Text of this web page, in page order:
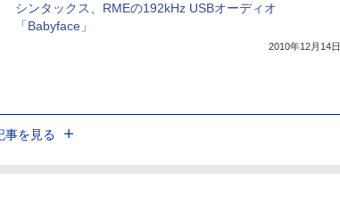
シンタックス、RMEの192kHz USBオーディオ
「Babyface」
2010年12月14日
事を見る